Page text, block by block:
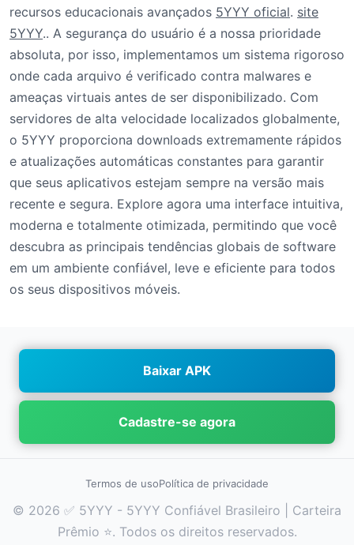
recursos educacionais avançados 5YYY oficial. site
5YYY.. A segurança do usuário é a nossa prioridade
absoluta, por isso, implementamos um sistema rigoroso
onde cada arquivo é verificado contra malwares e
ameaças virtuais antes de ser disponibilizado. Com
servidores de alta velocidade localizados globalmente,
o 5YYY proporciona downloads extremamente rápidos
e atualizações automáticas constantes para garantir
que seus aplicativos estejam sempre na versão mais
recente e segura. Explore agora uma interface intuitiva,
moderna e totalmente otimizada, permitindo que você
descubra as principais tendências globais de software
em um ambiente confiável, leve e eficiente para todos
os seus dispositivos móveis.
Baixar APK
Cadastre-se agora
Termos de usoPolítica de privacidade
© 2026 ✅ 5YYY - 5YYY Confiável Brasileiro | Carteira
Prêmio ⭐. Todos os direitos reservados.